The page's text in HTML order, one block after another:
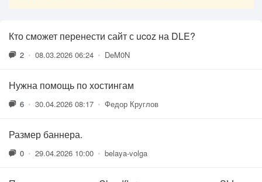
Кто сможет перенести сайт с ucoz на DLE?
2 • 08.03.2026 06:24 • DeM0N
Нужна помощь по хостингам
6 • 30.04.2026 08:17 • Федор Круглов
Размер баннера.
0 • 29.04.2026 10:00 • belaya-volga